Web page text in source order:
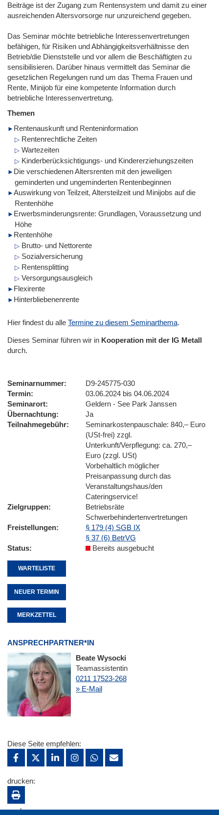
Beiträge ist der Zugang zum Rentensystem und damit zu einer
ausreichenden Altersvorsorge nur unzureichend gegeben.
Das Seminar möchte betriebliche Interessenvertretungen
befähigen, für Risiken und Abhängigkeitsverhältnisse den
Betrieb/die Dienststelle und vor allem die Beschäftigten zu
sensibilisieren. Darüber hinaus vermittelt das Seminar die
gesetzlichen Regelungen rund um das Thema Frauen und
Rente, Minijob für eine kompetente Information durch
betriebliche Interessenvertretung.
Themen
Rentenauskunft und Renteninformation
Rentenrechtliche Zeiten
Wartezeiten
Kinderberücksichtigungs- und Kindererziehungszeiten
Die verschiedenen Altersrenten mit den jeweiligen
geminderten und ungeminderten Rentenbeginnen
Auswirkung von Teilzeit, Altersteilzeit und Minijobs auf die
Rentenhöhe
Erwerbsminderungsrente: Grundlagen, Voraussetzung und
Höhe
Rentenhöhe
Brutto- und Nettorente
Sozialversicherung
Rentensplitting
Versorgungsausgleich
Flexirente
Hinterbliebenenrente
Hier findest du alle Termine zu diesem Seminarthema.
Dieses Seminar führen wir in Kooperation mit der IG Metall
durch.
Seminarnummer
D9-245775-030
Termin
03.06.2024 bis 04.06.2024
Seminarort
Geldern - See Park Janssen
Übernachtung
Ja
Teilnahmegebühr
Seminarkostenpauschale: 840,– Euro
(USt-frei) zzgl.
Unterkunft/Verpflegung: ca. 270,–
Euro (zzgl. USt)
Vorbehaltlich möglicher
Preisanpassung durch das
Veranstaltungshaus/den
Cateringservice!
Zielgruppen
Betriebsräte
Schwerbehindertenvertretungen
Freistellungen
§ 179 (4) SGB IX
§ 37 (6) BetrVG
Status
Bereits ausgebucht
WARTELISTE
NEUER TERMIN
MERKZETTEL
ANSPRECHPARTNER*IN
Beate Wysocki
Teamassistentin
0211 17523-268
» E-Mail
Diese Seite empfehlen:
drucken:
merken: